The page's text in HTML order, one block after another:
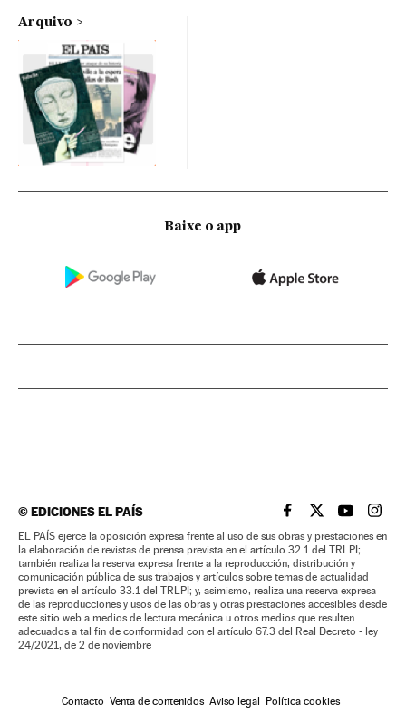
Arquivo
Baixe o app
©EDICIONES EL PAÍS EL PAÍS BRASIL EN
EL PAÍSEL PAÍS
EL
EL PAÍS ejerce la oposición expresa frente al uso de sus obras y prestaciones en
la elaboración de revistas de prensa prevista en el artículo 32.1 del TRLPI;
también realiza la reserva expresa frente a la reproducción, distribución y
comunicación pública de sus trabajos y artículos sobre temas de actualidad
prevista en el artículo 33.1 del TRLPI; y, asimismo, realiza una reserva expresa
de las reproducciones y usos de las obras y otras prestaciones accesibles desde
este sitio web a medios de lectura mecánica u otros medios que resulten
adecuados a tal fin de conformidad con el artículo 67.3 del Real Decreto - ley
24/2021, de 2 de noviembre
Contacto Venta de contenidos Aviso legal Política cookies